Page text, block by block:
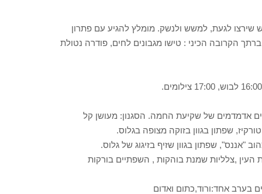
לכל העולם כדי להראות מיליון דולר, יש עוד 500 איש שירצו לגעת, למשש ולנשק. מומלץ להגיע עם פתרון
הקרובה הכיני : טישו מגבונים לחים, פודרה נטולת
אדמדמים של שקיעת החמה. הסגנון: מעושן קל
שפתון בגוון בזוקה מצופה בגלוס.
שפתון בגוון שזיף בזיגוג של גלוס.
העין ,צלליות שמנת בוהקות , השפתיים בורקות
בערב אחד:ורוד,כתום ואדום